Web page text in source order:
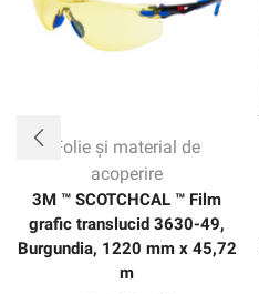
Folie și material de
acoperire
3M ™ SCOTCHCAL ™ Film
grafic translucid 3630-49,
Burgundia, 1220 mm x 45,72
m